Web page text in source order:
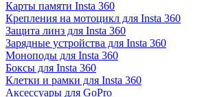
Карты памяти Insta 360
Крепления на мотоцикл для Insta 360
Защита линз для Insta 360
Зарядные устройства для Insta 360
Моноподы для Insta 360
Боксы для Insta 360
Клетки и рамки для Insta 360
Аксессуары для GoPro